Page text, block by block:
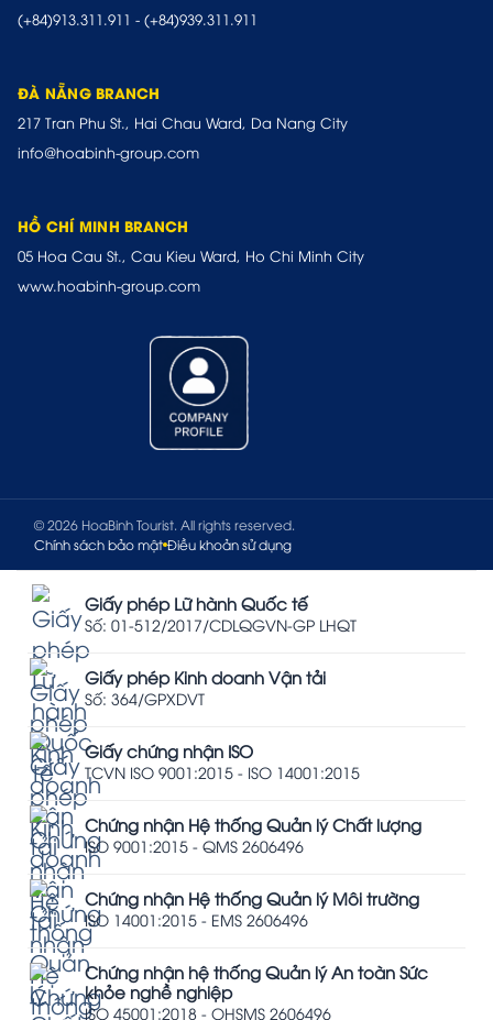
(+84)913.311.911 - (+84)939.311.911
ĐÀ NẴNG BRANCH
217 Tran Phu St., Hai Chau Ward, Da Nang City
info@hoabinh-group.com
HỒ CHÍ MINH BRANCH
05 Hoa Cau St., Cau Kieu Ward, Ho Chi Minh City
www.hoabinh-group.com
© 2026 HoaBinh Tourist. All rights reserved.
Chính sách bảo mật Điều khoản sử dụng
Giấy phép Lữ hành Quốc tế
Số: 01-512/2017/CDLQGVN-GP LHQT
Giấy phép Kinh doanh Vận tải
Số: 364/GPXDVT
Giấy chứng nhận ISO
TCVN ISO 9001:2015 - ISO 14001:2015
Chứng nhận Hệ thống Quản lý Chất lượng
ISO 9001:2015 - QMS 2606496
Chứng nhận Hệ thống Quản lý Môi trường
ISO 14001:2015 - EMS 2606496
Chứng nhận hệ thống Quản lý An toàn Sức
khỏe nghề nghiệp
ISO 45001:2018 - OHSMS 2606496